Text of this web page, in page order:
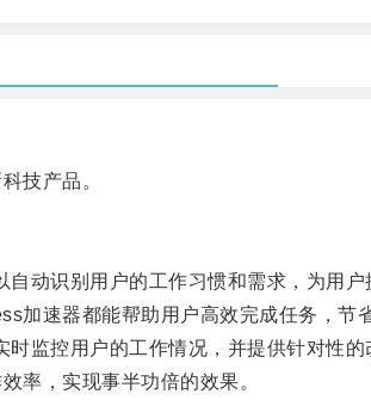
技产品。
识别用户的工作习惯和需求，为用户
速器都能帮助用户高效完成任务，节省
控用户的工作情况，并提供针对性的
，实现事半功倍的效果。